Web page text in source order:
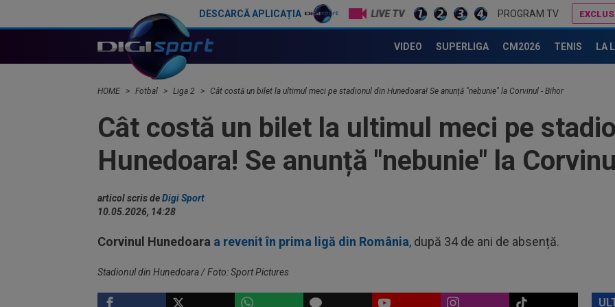
DESCARCĂ APLICAȚIA LIVE TV PROGRAM TV
VIDEO SUPERLIGA CM2026 TENIS LA
HOME Fotbal Liga 2 Cât costă un bilet la ultimul meci pe stadionul din Hunedoara! Se anunță "nebunie" la Corvinul - Bihor
Cât costă un bilet la ultimul meci pe
Hunedoara! Se anunță "nebunie" la
articol scris deDigi Sport
10.05.2026, 14:28
Corvinul Hunedoara a revenit în prima ligă din România, după 34 de ani de absență.
Stadionul din Hunedoara / Foto: Sport Pictures
pe